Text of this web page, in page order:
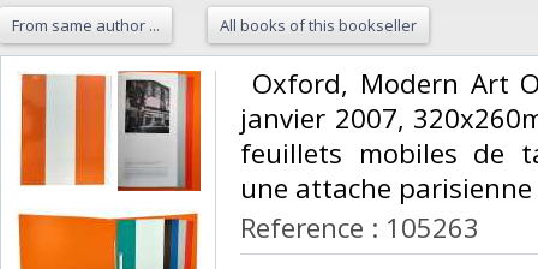
From same author ... All books of this bookseller
Oxford, Modern Art
janvier 2007,
feuillets mobiles de
une attache
Reference : 105263